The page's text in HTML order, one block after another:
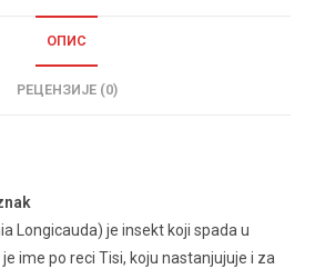
ОПИС
РЕЦЕНЗИЈЕ (0)
Longicauda) je insekt koji spada u
ime po reci Tisi, koju nastanjujuje i za